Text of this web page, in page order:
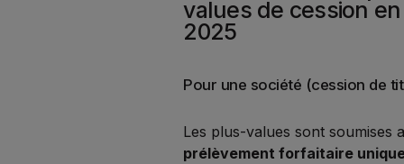
values de cession en
2025
Pour une société (cession de
Les plus-values sont soumises
prélèvement forfaitaire unique